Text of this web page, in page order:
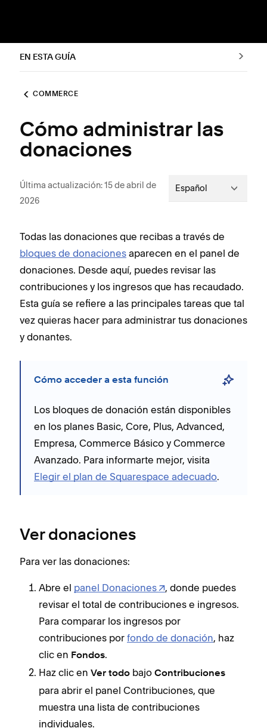
EN ESTA GUÍA
COMMERCE
Cómo administrar las
donaciones
Última actualización: 15 de abril de
2026
Español
Todas las donaciones que recibas a través de
bloques de donaciones aparecen en el panel de
donaciones. Desde aquí, puedes revisar las
contribuciones y los ingresos que has recaudado.
Esta guía se refiere a las principales tareas que tal
vez quieras hacer para administrar tus donaciones
y donantes.
Cómo acceder a esta función
Los bloques de donación están disponibles
en los planes Basic, Core, Plus, Advanced,
Empresa, Commerce Básico y Commerce
Avanzado. Para informarte mejor, visita
Elegir el plan de Squarespace adecuado.
Ver donaciones
Para ver las donaciones:
Abre el panel Donaciones
, donde puedes
revisar el total de contribuciones e ingresos.
Para comparar los ingresos por
contribuciones por fondo de donación, haz
clic en Fondos.
Haz clic en Ver todo bajo Contribuciones
para abrir el panel Contribuciones, que
muestra una lista de contribuciones
individuales.